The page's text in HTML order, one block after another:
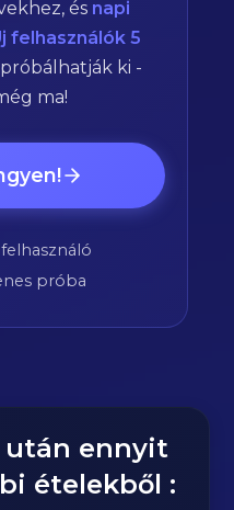
és napi
felhasználók 5
próbálhatják ki -
ma!
próba
után ennyit
ételekből :